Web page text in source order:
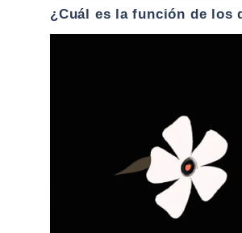
¿Cuál es la función de los